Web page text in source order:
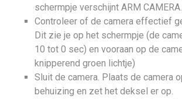
schermpje verschijnt ARM
Controleer of de camera effectief
Dit zie je op het schermpje (de
10 tot 0 sec) en vooraan op de
knipperend groen lichtje)
Sluit de camera. Plaats de camera
behuizing en zet het deksel er op.